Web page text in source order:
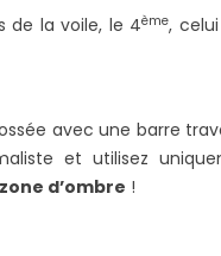
de la voile, le 4ème,
avec une barre
et utilisez
zone d’ombre !